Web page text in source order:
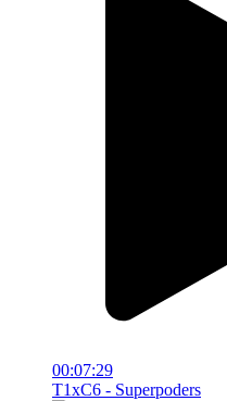
00:07:29
T1xC6 - Superpoders